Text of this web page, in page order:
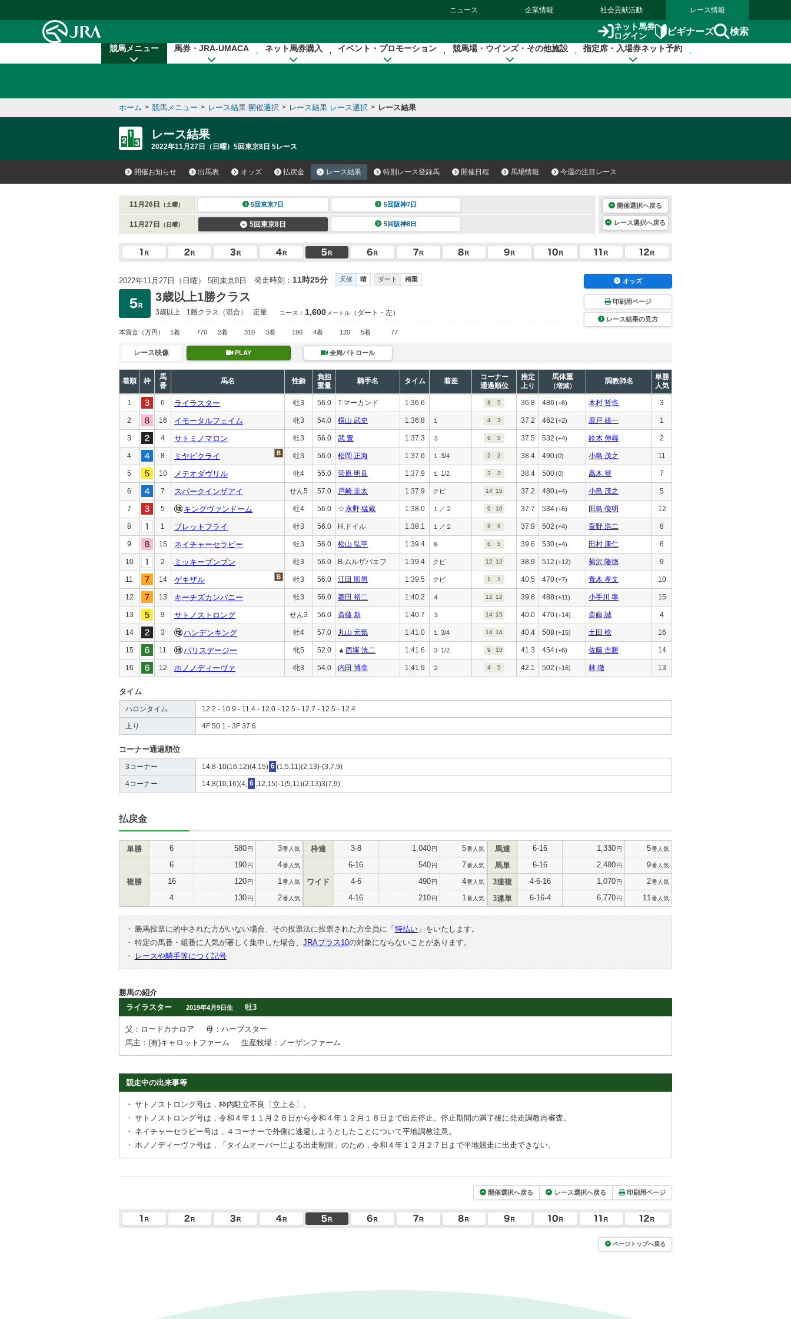
ニュース 企業情報 社会貢献活動 レース情報
ネット馬券
ログイン
ビギナーズ 検索
競馬メニュー 馬券・JRA-UMACA ネット馬券購入 イベント・プロモーション 競馬場・ウインズ・その他施設 指定席・入場券ネット予約
ホーム > 競馬メニュー > レース結果 開催選択 > レース結果 レース選択 > レース結果
レース結果
2022年11月27日（日曜）5回東京8日 5レース
開催お知らせ 出馬表 オッズ 払戻金 レース結果 特別レース登録馬 開催日程 馬場情報 今週の注目レース
11月26日 （土曜） 5回東京7日 5回阪神7日
11月27日 （日曜） 5回東京8日 5回阪神8日
開催選択へ戻る
レース選択へ戻る
2022年11月27日（日曜） 5回東京8日 発走時刻： 11時25分 天候 晴 ダート 稍重
3歳以上1勝クラス
3歳以上 1勝クラス （混合） 定量 コース： 1,600 メートル （ダート・左）
本賞金 （万円） 1着 770 2着 310 3着 190 4着 120 5着 77
オッズ
印刷用ページ
レース結果の見方
レース映像 PLAY 全周パトロール
着順 枠
馬
番
馬名 性齢
負担
重量
騎手名 タイム 着差
コーナー
通過順位
推定
上り
馬体重
（増減）
調教師名
単勝
人気
1 6 ライラスター 牡3 56.0 T.マーカンド 1:36.6 8 5 36.8 486 (+6) 木村 哲也 3
2 16 イモータルフェイム 牝3 54.0 横山 武史 1:36.8 １ 4 3 37.2 462 (+2) 鹿戸 雄一 1
3 4 サトミノマロン 牡3 56.0 武 豊 1:37.3 ３ 6 5 37.5 532 (+4) 鈴木 伸尋 2
4 8 ミヤビクライ 牡3 56.0 松岡 正海 1:37.6 １ 3/4 2 2 38.4 490(0) 小島 茂之 11
5 10 メテオダヴリル 牝4 55.0 菅原 明良 1:37.9 １ 1/2 3 3 38.4 500(0) 高木 登 7
6 7 スパークインザアイ せん5 57.0 戸崎 圭太 1:37.9 クビ 14 15 37.2 480(+4) 小島 茂之 5
7 5 キングヴァンドーム 牡4 56.0 ☆永野 猛蔵 1:38.0 １／２ 9 10 37.7 534(+6) 田島 俊明 12
8 1 ブレットフライ 牡3 56.0 H.ドイル 1:38.1 １／２ 9 9 37.9 502 (+4) 萱野 浩二 8
9 15 ネイチャーセラピー 牡3 56.0 松山 弘平 1:39.4 ８ 6 5 39.6 530(+4) 田村 康仁 6
10 2 ミッキーブンブン 牡3 56.0 B.ムルザバエフ 1:39.4 クビ 12 12 38.9 512 (+12) 菊沢 隆徳 9
11 14 ゲキザル 牡3 56.0 江田 照男 1:39.5 クビ 1 1 40.5 470(+7) 青木 孝文 10
12 13 キーチズカンパニー 牡3 56.0 菱田 裕二 1:40.2 ４ 12 12 39.8 488 (+11) 小手川 準 15
13 9 サトノストロング せん3 56.0 斎藤 新 1:40.7 ３ 14 15 40.0 470(+14) 斎藤 誠 4
14 3 ハンデンキング 牡4 57.0 丸山 元気 1:41.0 １ 3/4 14 14 40.4 508 (+15) 土田 稔 16
15 11 パリスデージー 牝5 52.0 ▲ 西塚 洸二 1:41.6 ３ 1/2 9 10 41.3 454(+8) 佐藤 吉勝 14
16 12 ホノノディーヴァ 牝3 54.0 内田 博幸 1:41.9 ２ 4 5 42.1 502 (+16) 林 徹 13
タイム
ハロンタイム 12.2 - 10.9 - 11.4 - 12.0 - 12.5 - 12.7 - 12.5 - 12.4
上り 4F 50.1 - 3F 37.6
コーナー通過順位
3コーナー 14,8-10(16,12)(4,15) 6 (1,5,11)(2,13)-(3,7,9)
4コーナー 14,8(10,16)(4, 6 ,12,15)-1(5,11)(2,13)3(7,9)
払戻金
単勝 6 580円 3番人気
複勝
6 190円 4番人気
16 120円 1 番人気
4 130円 2番人気
枠連 3-8 1,040円 5番人気
ワイド
6-16 540円 7番人気
4-6 490円 4番人気
4-16 210円 1 番人気
馬連 6-16 1,330円 5番人気
馬単 6-16 2,480円 9番人気
3連複 4-6-16 1,070円 2番人気
3連単 6-16-4 6,770円 11 番人気
・ 勝馬投票に的中された方がいない場合、その投票法に投票された方全員に「 特払い」をいたします。
・ 特定の馬番・組番に人気が著しく集中した場合、 JRAプラス10の対象にならないことがあります。
・
レースや騎手等につく記号
勝馬の紹介
ライラスター
2019年4月9日生 牡3
父：ロードカナロア
母：ハープスター
馬主：(有)キャロットファーム
生産牧場：ノーザンファーム
競走中の出来事等
・ サトノストロング号は，枠内駐立不良〔立上る〕。
・ サトノストロング号は，令和４年１１月２８日から令和４年１２月１８日まで出走停止。停止期間の満了後に発走調教再審査。
・ ネイチャーセラピー号は，４コーナーで外側に逃避しようとしたことについて平地調教注意。
・ ホノノディーヴァ号は，「タイムオーバーによる出走制限」のため，令和４年１２月２７日まで平地競走に出走できない。
開催選択へ戻る レース選択へ戻る 印刷用ページ
ページトップへ戻る